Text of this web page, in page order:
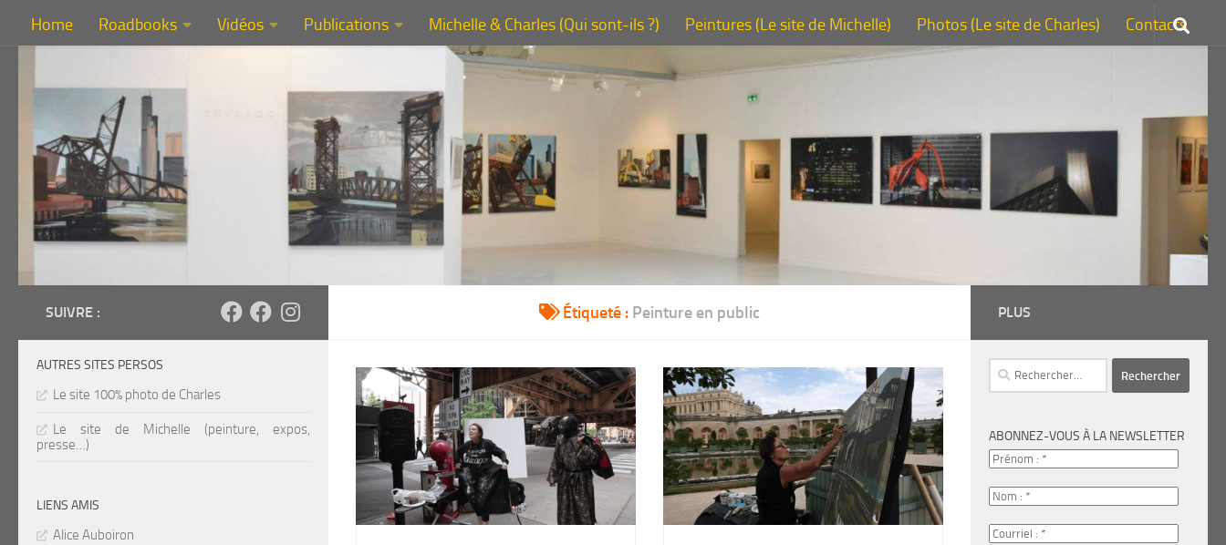
Au dessous du contenu
Home Roadbooks Vidéos Publications Michelle & Charles (Qui sont-ils ?) Peintures (Le site de Michelle) Photos (Le site de Charles) Contacts
Étiqueté : Peinture en public
SUIVRE :
AUTRES SITES PERSOS
Le site 100% photo de Charles
Le site de Michelle (peinture, expos,
presse…)
LIENS AMIS
Alice Auboiron
PLUS
Rechercher :
ABONNEZ-VOUS À LA NEWSLETTER